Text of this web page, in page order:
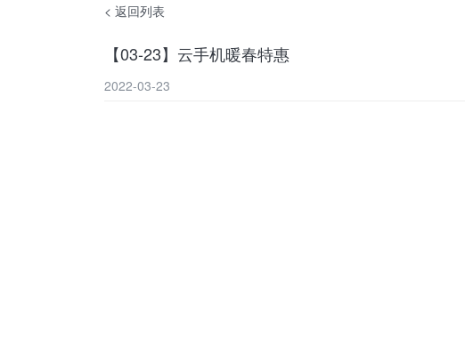
< 返回列表
【03-23】云手机暖春特惠
2022-03-23